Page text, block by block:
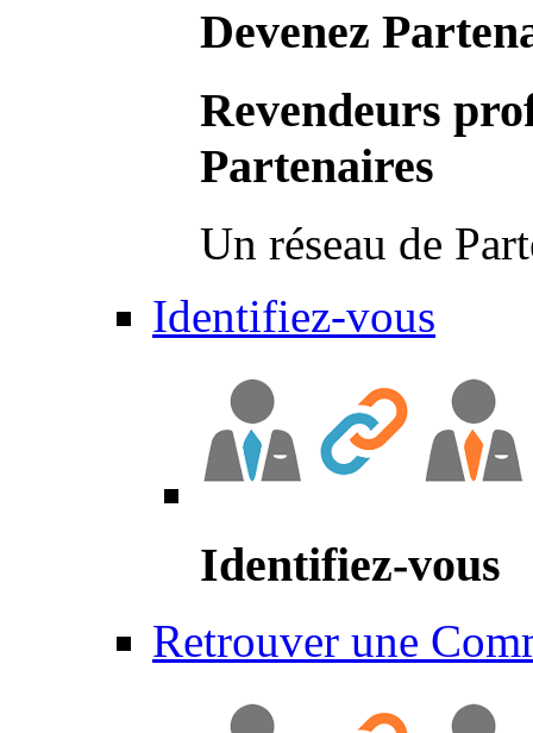
Devenez
Revendeurs
Partenaires
Un réseau de
Identifiez-vous
Identifiez-vous
Retrouver une